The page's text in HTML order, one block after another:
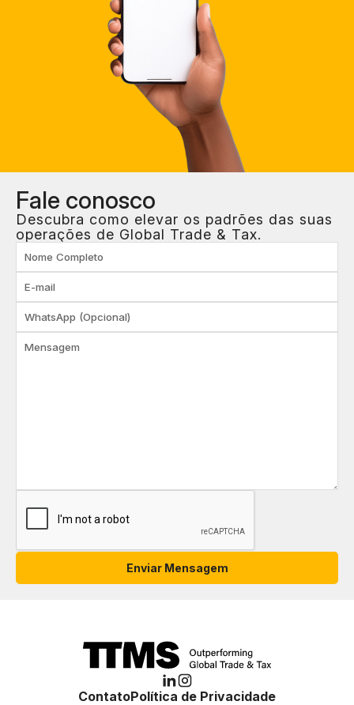
Fale conosco
Descubra como elevar os padrões das suas
operações de Global Trade & Tax.
ContatoPolítica de Privacidade